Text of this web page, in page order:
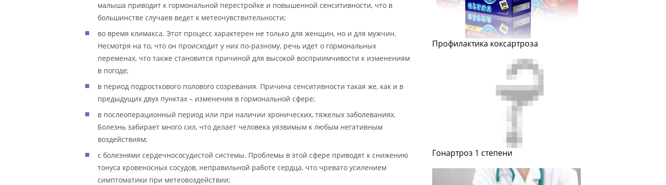
малыша приводит к гормональной перестройке и повышенной сенситивности, что в
большинстве случаев ведет к метеочувствительности;
во время климакса. Этот процесс характерен не только для женщин, но и для мужчин.
Несмотря на то, что он происходит у них по-разному, речь идет о гормональных
переменах, что также становится причиной для высокой восприимчивости к изменениям
в погоде;
в период подросткового полового созревания. Причина сенситивности такая же, как и в
предыдущих двух пунктах – изменения в гормональной сфере;
в послеоперационный период или при наличии хронических, тяжелых заболеваниях.
Болезнь забирает много сил, что делает человека уязвимым к любым негативным
воздействиям;
с болезнями сердечнососудистой системы. Проблемы в этой сфере приводят к снижению
тонуса кровеносных сосудов, неправильной работе сердца, что чревато усилением
симптоматики при метеовоздействии;
Профилактика коксартроза
Гонартроз 1 степени